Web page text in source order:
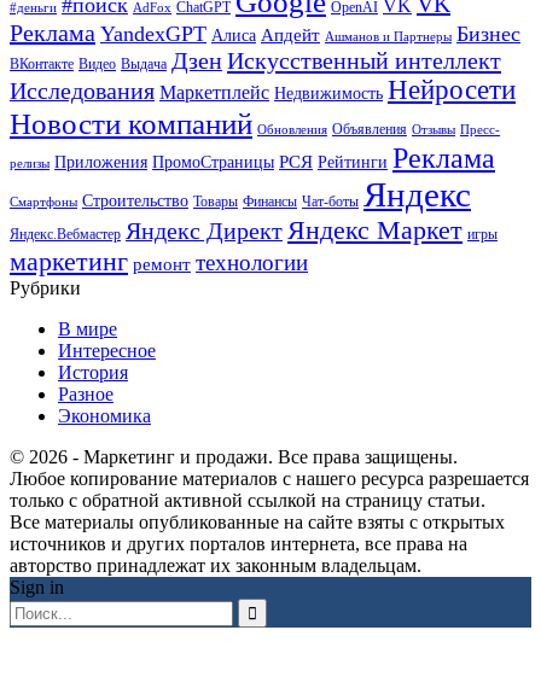
#деньги #поиск AdFox ChatGPT OpenAI VK
Реклама YandexGPT Алиса Апдейт Ашманов и Партнеры Бизнес
ВКонтакте Видео Выдача ДзенИскусственный интеллект
Исследования Маркетплейс Недвижимость Нейросети
Новости компаний Обновления Объявления Отзывы Пресс-
релизы Приложения ПромоСтраницы РСЯ Рейтинги Реклама
Смартфоны Строительство Товары Финансы Чат-боты Яндекс
Яндекс.Вебмастер Яндекс ДиректЯндекс Маркет игры
маркетинг ремонт технологии
Рубрики
В мире
Интересное
История
Разное
Экономика
© 2026 - Маркетинг и продажи. Все права защищены.
Любое копирование материалов с нашего ресурса разрешается
только с обратной активной ссылкой на страницу статьи.
Все материалы опубликованные на сайте взяты с открытых
источников и других порталов интернета, все права на
авторство принадлежат их законным владельцам.
Sign in